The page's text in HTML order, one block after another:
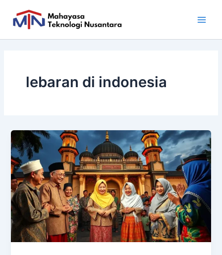
content
lebaran di indonesia